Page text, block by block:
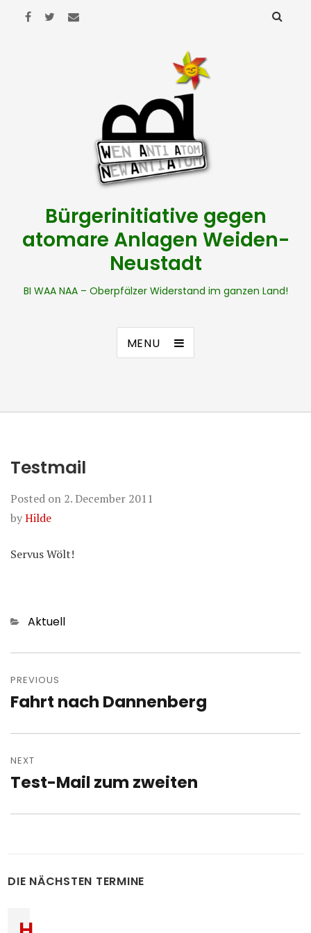
Bürgerinitiative gegen
atomare Anlagen Weiden-
Neustadt
BI WAA NAA – Oberpfälzer Widerstand im ganzen Land!
MENU
Testmail
Posted on 2. December 2011
byHilde
Servus Wölt!
Categories
Aktuell
navigation
PREVIOUS
Previous
Fahrt nach Dannenberg
NEXT
Next
Test-Mail zum zweiten
DIE NÄCHSTEN TERMINE